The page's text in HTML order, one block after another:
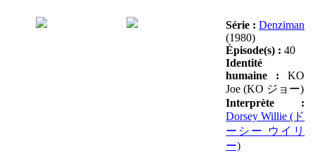
Série : Denziman
(1980)
Épisode(s) : 40
Identité
humaine : KO
Joe (KO ジョー)
Interprète :
Dorsey Willie (ド
ーシー ウイリ
ー)